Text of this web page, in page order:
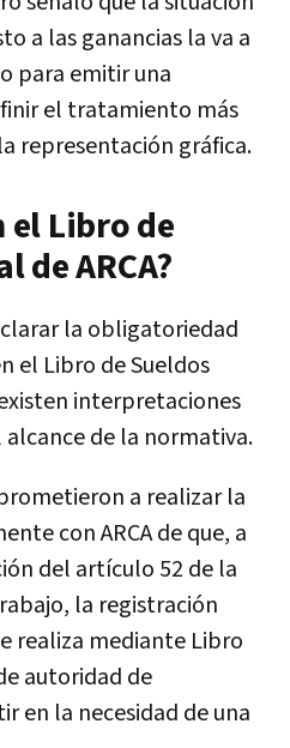
a las ganancias la va a
para emitir una
el tratamiento más
representación gráfica.
el Libro de
de ARCA?
la obligatoriedad
el Libro de Sueldos
interpretaciones
de la normativa.
a realizar la
con ARCA de que, a
del artículo 52 de la
la registración
realiza mediante Libro
autoridad de
en la necesidad de una